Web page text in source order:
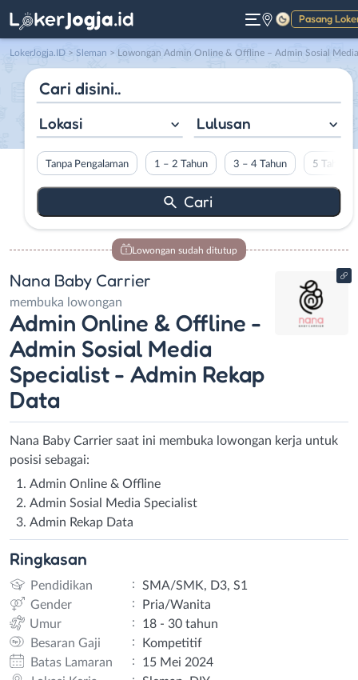
Pasang
Gelap
LokerJogja.ID > Sleman > Lowongan Admin Online & Offline – Admin Sosial Media Specialist – Admin Rekap Data di Nana Baby Carrier
Lokasi Lulusan
Tanpa Pengalaman 1 – 2 Tahun 3 – 4 Tahun 5 Tahun
Lowongan sudah ditutup
Nana Baby Carrier
membuka lowongan
Admin Online & Offline -
Admin Sosial Media
Specialist - Admin Rekap
Data
Nana Baby Carrier saat ini membuka lowongan kerja untuk
posisi sebagai:
Admin Online & Offline
Admin Sosial Media Specialist
Admin Rekap Data
Ringkasan
Pendidikan :
SMA/SMK, D3, S1
Gender
:
Pria/Wanita
Umur
:
18 - 30 tahun
Besaran Gaji
:
Kompetitif
Batas Lamaran
:
15 Mei 2024